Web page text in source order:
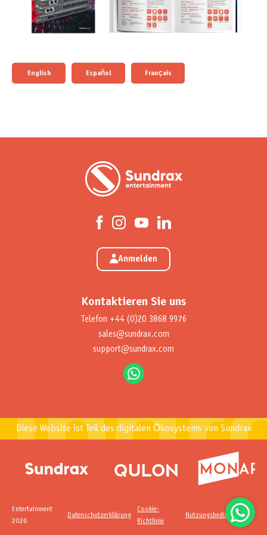
English Español Français
Anmelden
Kontaktieren Sie uns
Telefon +44 (0)20 3868 9976
sales@sundrax.com
support@sundrax.com
Diese Website ist Teil des digitalen Ökosystems von Sundrax
Entertainment
2026
Datenschutzerklärung
Cookie-
Richtlinie
Nutzungsbedingungen